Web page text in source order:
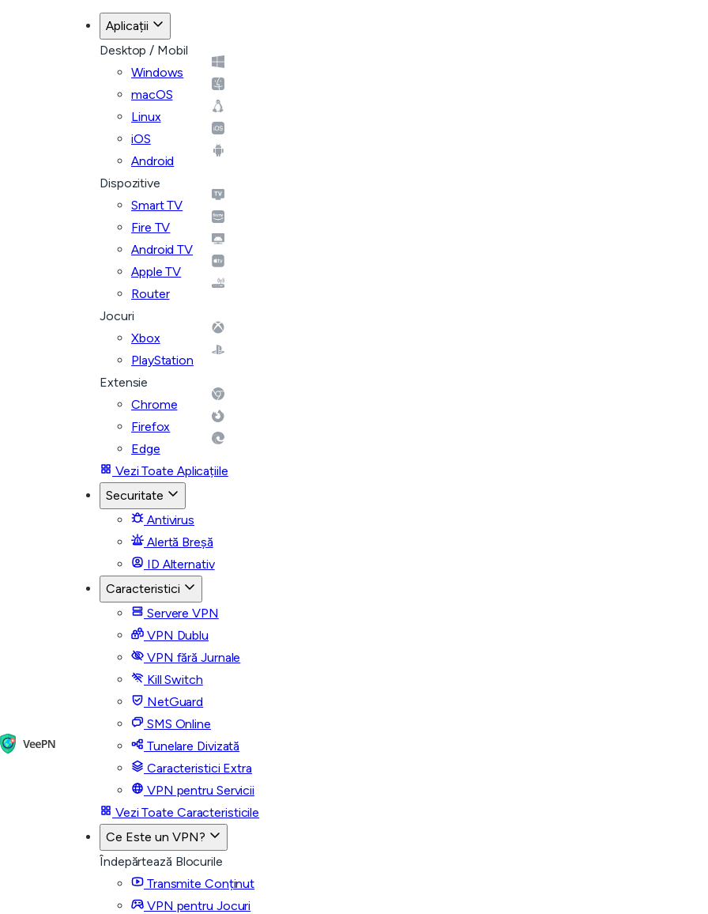
Aplicații
Desktop / Mobil
Windows
macOS
Linux
iOS
Android
Dispozitive
Smart TV
Fire TV
Android TV
Apple TV
Router
Jocuri
Xbox
PlayStation
Extensie
Chrome
Firefox
Edge
Vezi Toate Aplicațiile
Securitate
Antivirus
Alertă Breșă
ID Alternativ
Caracteristici
Servere VPN
VPN Dublu
VPN fără Jurnale
Kill Switch
NetGuard
SMS Online
Tunelare Divizată
Caracteristici Extra
VPN pentru Servicii
Vezi Toate Caracteristicile
Ce Este un VPN?
Îndepărtează Blocurile
Transmite Conținut
VPN pentru Jocuri